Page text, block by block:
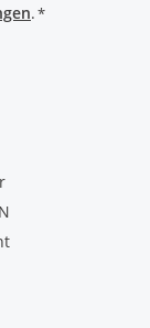
.*